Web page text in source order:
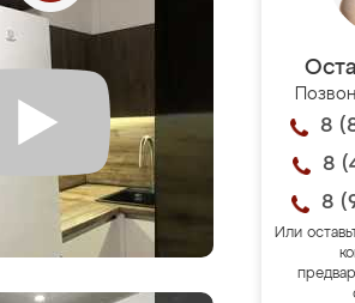
8
8
8
Или